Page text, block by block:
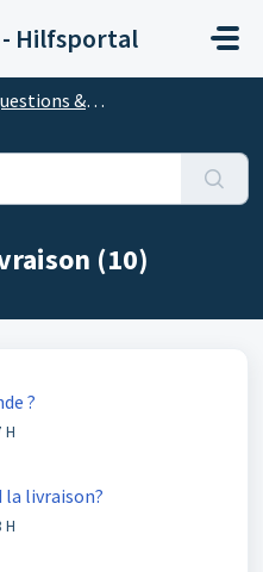
Hilfsportal
& réponses les plus importantes
(10)
?
H
la livraison?
H